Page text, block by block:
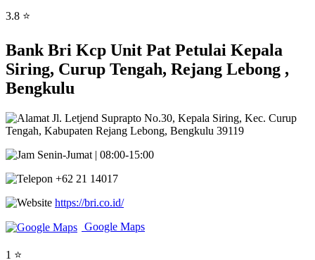
3.8 ⭐
Bank Bri Kcp Unit Pat Petulai Kepala
Siring, Curup Tengah, Rejang Lebong ,
Bengkulu
Jl. Letjend Suprapto No.30, Kepala Siring, Kec. Curup
Tengah, Kabupaten Rejang Lebong, Bengkulu 39119
Senin-Jumat | 08:00-15:00
+62 21 14017
https://bri.co.id/
Google Maps
1 ⭐